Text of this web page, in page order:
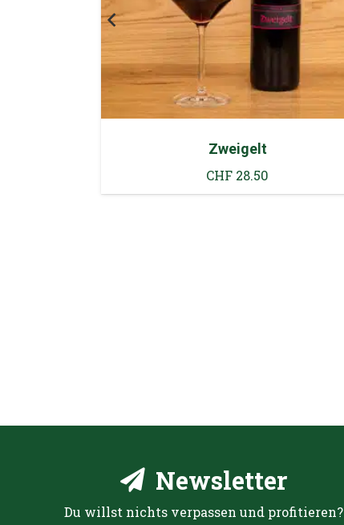
Cholfirst Pinot Noir
CHF 31.00
Newsletter
Du willst nichts verpassen und profitieren?